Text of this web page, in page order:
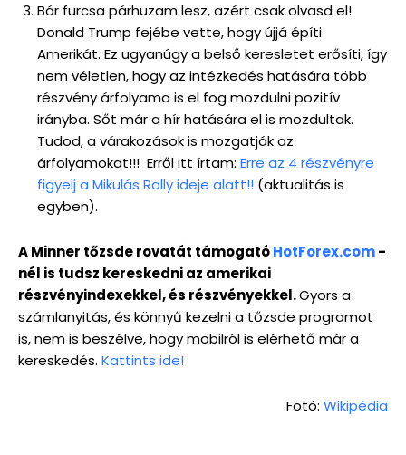
Bár furcsa párhuzam lesz, azért csak olvasd el!
Donald Trump fejébe vette, hogy újjá építi
Amerikát. Ez ugyanúgy a belső keresletet erősíti, így
nem véletlen, hogy az intézkedés hatására több
részvény árfolyama is el fog mozdulni pozitív
irányba. Sőt már a hír hatására el is mozdultak.
Tudod, a várakozások is mozgatják az
árfolyamokat!!! Erről itt írtam: Erre az 4 részvényre
figyelj a Mikulás Rally ideje alatt!! (aktualitás is
egyben).
A Minner tőzsde rovatát támogatóHotForex.com-
nél is tudsz kereskedni az amerikai
részvényindexekkel, és részvényekkel.Gyors a
számlanyitás, és könnyű kezelni a tőzsde programot
is, nem is beszélve, hogy mobilról is elérhető már a
kereskedés. Kattints ide!
Fotó: Wikipédia